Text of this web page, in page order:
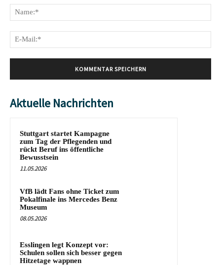
Aktuelle Nachrichten
Stuttgart startet Kampagne
zum Tag der Pflegenden und
rückt Beruf ins öffentliche
Bewusstsein
11.05.2026
VfB lädt Fans ohne Ticket zum
Pokalfinale ins Mercedes Benz
Museum
08.05.2026
Esslingen legt Konzept vor:
Schulen sollen sich besser gegen
Hitzetage wappnen